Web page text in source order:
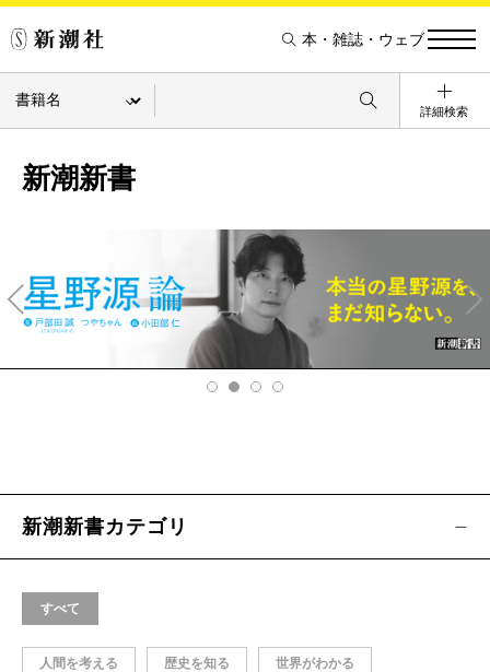
本・雑誌・ウェブ
詳細検索
新潮新書
v
Ne
xt
新潮新書カテゴリ
すべて
人間を考える 歴史を知る 世界がわかる